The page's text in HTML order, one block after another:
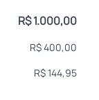
R$ 1.000,00
R$ 400,00
R$ 144,95